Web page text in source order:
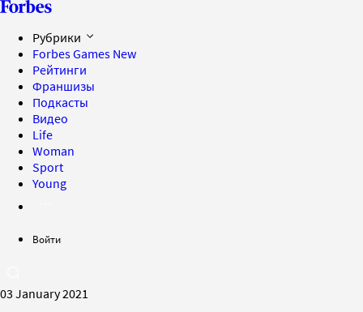
Рубрики
Forbes Games New
Рейтинги
Франшизы
Подкасты
Видео
Life
Woman
Sport
Young
Войти
03 January 2021